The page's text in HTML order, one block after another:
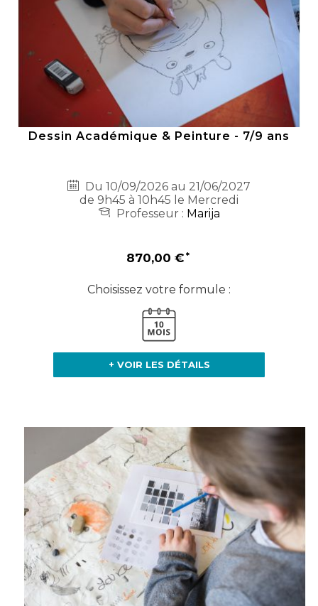
Dessin Académique & Peinture - 7/9 ans
Du 10/09/2026 au 21/06/2027
de 9h45 à 10h45 le Mercredi
Professeur : Marija
870,00 €
Choisissez votre formule :
+ VOIR LES DÉTAILS